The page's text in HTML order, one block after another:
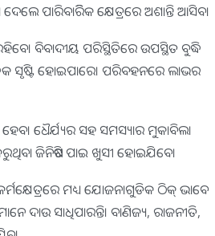
ଦେଲେ ପାରିବାରିିକ କ୍ଷେତ୍ରରେ ଅଶାନ୍ତି ଆସିବ।
ବିବାଦୀୟ ପରିସ୍ଥିତିରେ ଉପସ୍ଥିତ ବୁଦ୍ଧି
ସୃଷ୍ଟି ହୋଇପାରେ। ପରିବହନରେ ଲାଭର
ଧୈର୍ଯ୍ୟର ସହ ସମସ୍ୟାର ମୁକାବିଲା
ଜିନିଷଟି ପାଇ ଖୁସୀ ହୋଇଯିବେ।
ମଧ୍ୟ ଯୋଜନାଗୁଡିକ ଠିକ୍‌ ଭାବେ
ଦାଉ ସାଧିପାରନ୍ତି। ବାଣିଜ୍ୟ, ରାଜନୀତି,